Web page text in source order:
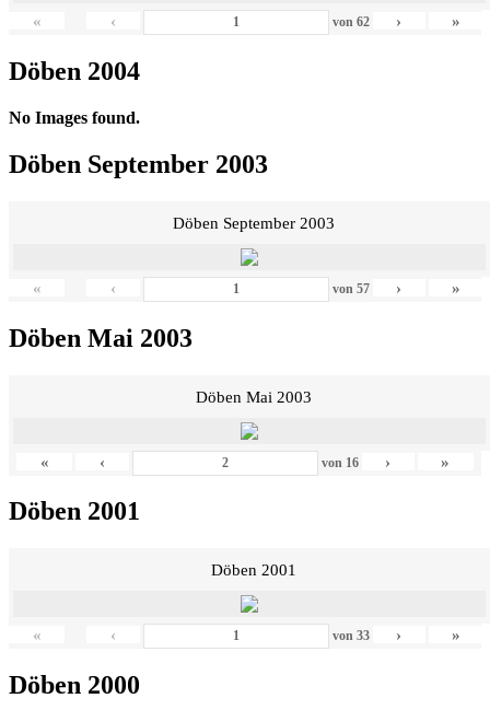
« ‹ von 62 › »
Döben 2004
No Images found.
Döben September 2003
Döben September 2003
« ‹ von 57 › »
Döben Mai 2003
Döben Mai 2003
« ‹ von 16 › »
Döben 2001
Döben 2001
« ‹ von 33 › »
Döben 2000